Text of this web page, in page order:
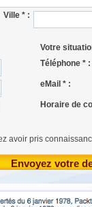
Ville * :
Votre
Téléphone * :
eMail * :
Horaire de
avoir pris
Envoyez votre